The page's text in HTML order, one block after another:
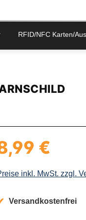
RFID/NFC Karten/
Preis:
€
inkl. MwSt. zzgl.
Versandkostenfrei